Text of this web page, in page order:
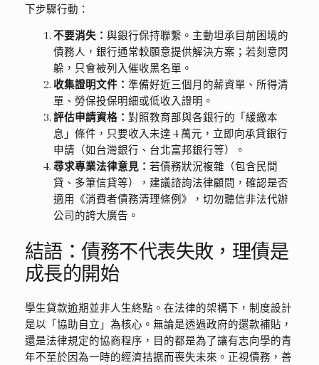
下步驟行動：
不要消失： 與銀行保持聯繫。主動坦承目前困境的
債務人，銀行通常較願意提供解決方案；若刻意閃
躲，只會被列入催收黑名單。
收集證明文件： 準備好近三個月的薪資單、所得清
單、勞保投保明細或低收入證明。
評估申請資格： 對照教育部與各銀行的「緩繳本
息」條件，只要收入未達 4 萬元，立即向承貸銀行
申請（如台灣銀行、台北富邦銀行等）。
尋求專業法律意見： 若債務狀況複雜（包含民間
貸、多筆信貸等），建議諮詢法律顧問，確認是否
適用《消費者債務清理條例》，切勿聽信非法代辦
公司的誇大廣告。
結語：債務不代表失敗，理債是
成長的開始
學生貸款逾期並非人生終點。在法律的架構下，制度設計
是以「協助自立」為核心。無論是透過政府的還款補貼，
還是法律規定的協商程序，目的都是為了讓有志向學的青
年不至於因為一時的經濟拮据而喪失未來。正視債務，善